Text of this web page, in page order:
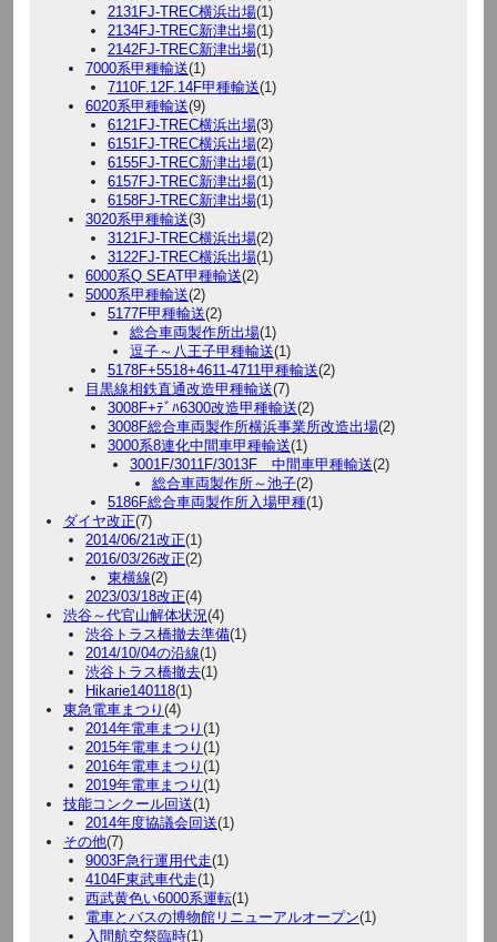
2131FJ-TREC横浜出場(1)
2134FJ-TREC新津出場(1)
2142FJ-TREC新津出場(1)
7000系甲種輸送(1)
7110F.12F.14F甲種輸送(1)
6020系甲種輸送(9)
6121FJ-TREC横浜出場(3)
6151FJ-TREC横浜出場(2)
6155FJ-TREC新津出場(1)
6157FJ-TREC新津出場(1)
6158FJ-TREC新津出場(1)
3020系甲種輸送(3)
3121FJ-TREC横浜出場(2)
3122FJ-TREC横浜出場(1)
6000系Q SEAT甲種輸送(2)
5000系甲種輸送(2)
5177F甲種輸送(2)
総合車両製作所出場(1)
逗子～八王子甲種輸送(1)
5178F+5518+4611-4711甲種輸送(2)
目黒線相鉄直通改造甲種輸送(7)
3008F+ﾃﾞﾊ6300改造甲種輸送(2)
3008F総合車両製作所横浜事業所改造出場(2)
3000系8連化中間車甲種輸送(1)
3001F/3011F/3013F 中間車甲種輸送(2)
総合車両製作所～池子(2)
5186F総合車両製作所入場甲種(1)
ダイヤ改正(7)
2014/06/21改正(1)
2016/03/26改正(2)
東横線(2)
2023/03/18改正(4)
渋谷～代官山解体状況(4)
渋谷トラス橋撤去準備(1)
2014/10/04の沿線(1)
渋谷トラス橋撤去(1)
Hikarie140118(1)
東急電車まつり (4)
2014年電車まつり (1)
2015年電車まつり (1)
2016年電車まつり (1)
2019年電車まつり (1)
技能コンクール回送(1)
2014年度協議会回送(1)
その他(7)
9003F急行運用代走(1)
4104F東武車代走(1)
西武黄色い6000系運転(1)
電車とバスの博物館リニューアルオープン(1)
入間航空祭臨時(1)